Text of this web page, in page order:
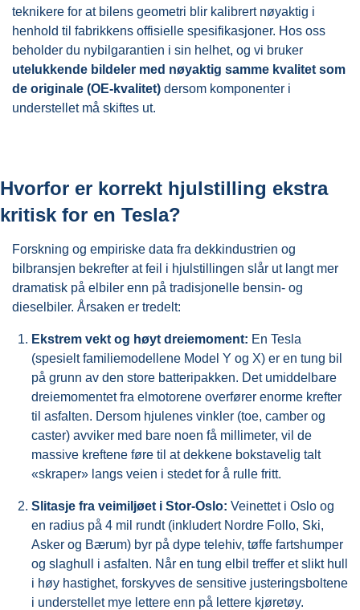
teknikere for at bilens geometri blir kalibrert nøyaktig i
henhold til fabrikkens offisielle spesifikasjoner. Hos oss
beholder du nybilgarantien i sin helhet, og vi bruker
utelukkende bildeler med nøyaktig samme kvalitet som
de originale (OE-kvalitet) dersom komponenter i
understellet må skiftes ut.
Hvorfor er korrekt hjulstilling ekstra
kritisk for en Tesla?
Forskning og empiriske data fra dekkindustrien og
bilbransjen bekrefter at feil i hjulstillingen slår ut langt mer
dramatisk på elbiler enn på tradisjonelle bensin- og
dieselbiler. Årsaken er tredelt:
Ekstrem vekt og høyt dreiemoment: En Tesla
(spesielt familiemodellene Model Y og X) er en tung bil
på grunn av den store batteripakken. Det umiddelbare
dreiemomentet fra elmotorene overfører enorme krefter
til asfalten. Dersom hjulenes vinkler (toe, camber og
caster) avviker med bare noen få millimeter, vil de
massive kreftene føre til at dekkene bokstavelig talt
«skraper» langs veien i stedet for å rulle fritt.
Slitasje fra veimiljøet i Stor-Oslo: Veinettet i Oslo og
en radius på 4 mil rundt (inkludert Nordre Follo, Ski,
Asker og Bærum) byr på dype telehiv, tøffe fartshumper
og slaghull i asfalten. Når en tung elbil treffer et slikt hull
i høy hastighet, forskyves de sensitive justeringsboltene
i understellet mye lettere enn på lettere kjøretøy.